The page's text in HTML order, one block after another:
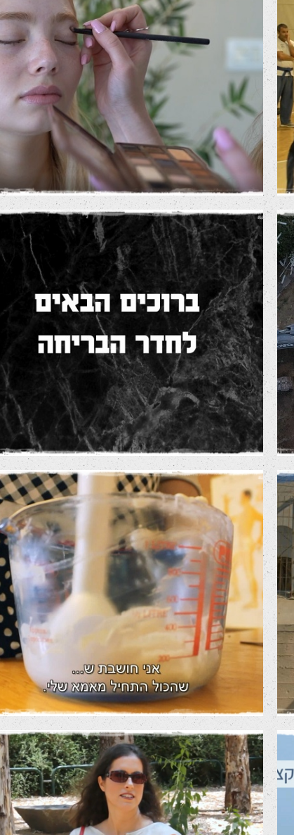
הפקת סרטון שיווקי למאפרת
סרטי שיווק לרשתות חברתיות
סרטי תדמית
חדר בריחה – הפקת סרטון שיווקי
סרטי שיווק לרשתות חברתיות סרטי תדמית
הסיפור של דנה
סרטי שיווק לרשתות חברתיות
סרטי תדמית